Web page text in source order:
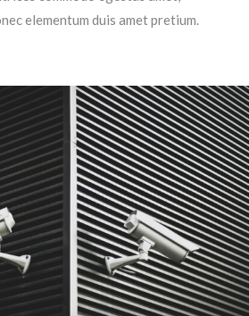
elementum duis amet pretium.